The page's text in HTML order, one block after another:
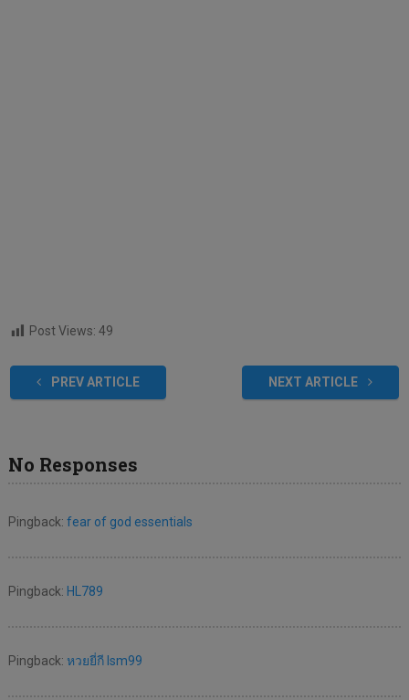
Post Views: 49
PREV ARTICLE NEXT ARTICLE
No Responses
Pingback: fear of god essentials
Pingback: HL789
Pingback: หวยยี่กี lsm99